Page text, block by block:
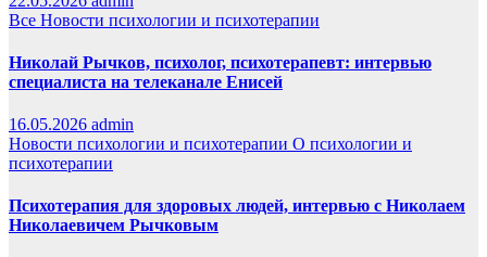
Все Новости психологии и психотерапии
Николай Рычков, психолог, психотерапевт: интервью
специалиста на телеканале Енисей
16.05.2026 admin
Новости психологии и психотерапии О психологии и
психотерапии
Психотерапия для здоровых людей, интервью с Николаем
Николаевичем Рычковым